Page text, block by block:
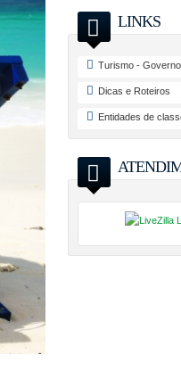
LINKS
Turismo - Governo
Dicas e Roteiros
Entidades de